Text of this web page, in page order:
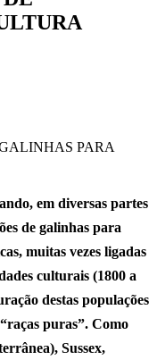
em diversas partes
de galinhas para
muitas vezes ligadas
culturais (1800 a
destas populações
puras”. Como
Sussex,